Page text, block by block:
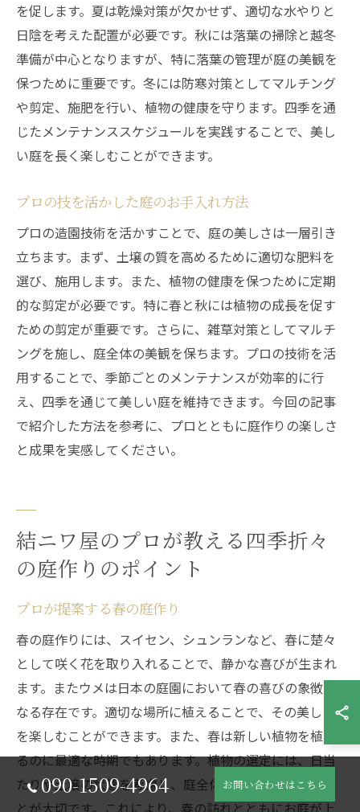
を促します。夏は乾燥対策が欠かせず、適切な水やりと
日陰を考えた配置が必要です。秋には落葉の掃除と越冬
準備が中心となりますが、特に落葉の管理が庭の美観を
保つために重要です。冬には防寒対策としてマルチング
や剪定、施肥を行い、植物の健康を守ります。四季を通
じたメンテナンススケジュールを実践することで、美し
い庭を長く楽しむことができます。
プロの技を活かした庭のお手入れ方法
プロの造園技術を活かすことで、庭の美しさは一層引き
立ちます。まず、土壌の質を高めるために適切な肥料を
選び、施用します。また、植物の健康を保つために定期
的な剪定が必要です。特に春と秋には植物の成長を促す
ための剪定が重要です。さらに、雑草対策としてマルチ
ングを施し、庭全体の美観を保ちます。プロの技術を活
用することで、季節ごとのメンテナンスが効率的に行
え、四季を通じて美しい庭を維持できます。今回の記事
で紹介した方法を参考に、プロとともに庭作りの楽しさ
と成果を実感してください。
結ニワ屋のプロが教える四季折々
の庭作りのポイント
プロが提案する春の庭作り
春の庭作りには、スイセン、シュンランなど、春に楚々
として咲く花を取り入れることで、静かな喜びが生まれ
ます。またウメは日本の庭園において春の喜びの象徴と
なる存在です。適切な場所に植えることで、その美しさ
を楽しむことができます。また、春は新しい植物を植え
るのに最適な時期でもあります。植物の選定には、日当
たりや土壌の状態を考慮し、庭全体のバランスを取るこ
とが大切です。これにより、春の訪れとともにお庭が上
090-1509-4964 お問い合わせはこちら